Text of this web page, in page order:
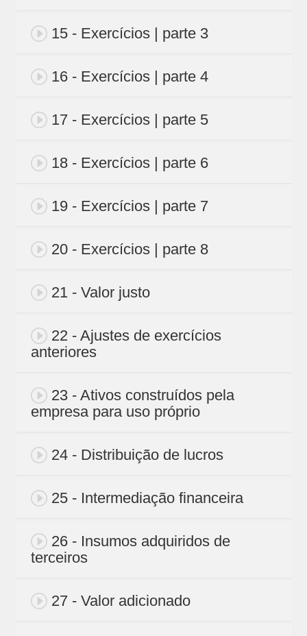
15 - Exercícios | parte 3
16 - Exercícios | parte 4
17 - Exercícios | parte 5
18 - Exercícios | parte 6
19 - Exercícios | parte 7
20 - Exercícios | parte 8
21 - Valor justo
22 - Ajustes de exercícios
anteriores
23 - Ativos construídos pela
empresa para uso próprio
24 - Distribuição de lucros
25 - Intermediação financeira
26 - Insumos adquiridos de
terceiros
27 - Valor adicionado